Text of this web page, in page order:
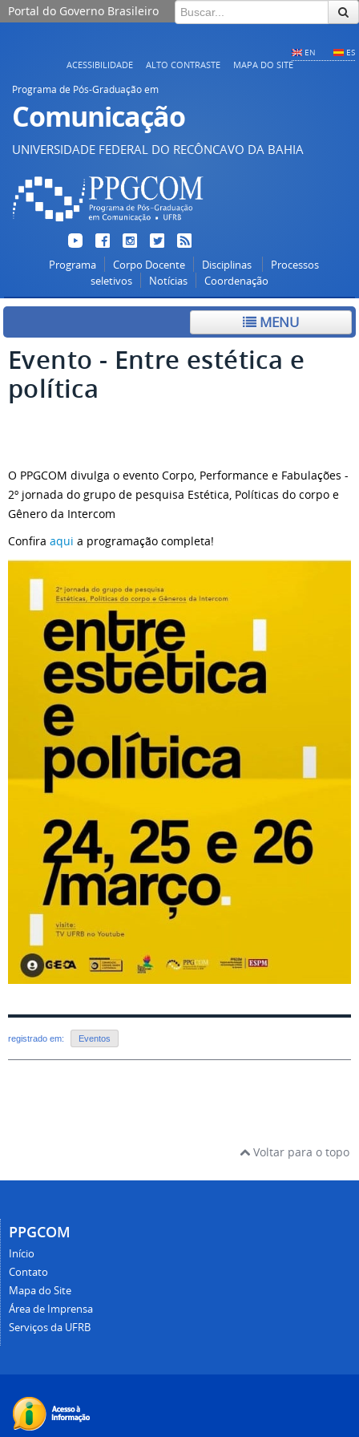
Portal do Governo Brasileiro
EN ES
ACESSIBILIDADE ALTO CONTRASTE MAPA DO SITE
Programa de Pós-Graduação em
Comunicação
UNIVERSIDADE FEDERAL DO RECÔNCAVO DA BAHIA
Programa Corpo Docente Disciplinas
Processos
seletivos
Notícias Coordenação
MENU
Evento - Entre estética e
política
O PPGCOM divulga o evento Corpo, Performance e Fabulações -
2º jornada do grupo de pesquisa Estética, Políticas do corpo e
Gênero da Intercom
Confira aqui a programação completa!
registrado em: Eventos
Voltar para o topo
PPGCOM
Início
Contato
Mapa do Site
Área de Imprensa
Serviços da UFRB